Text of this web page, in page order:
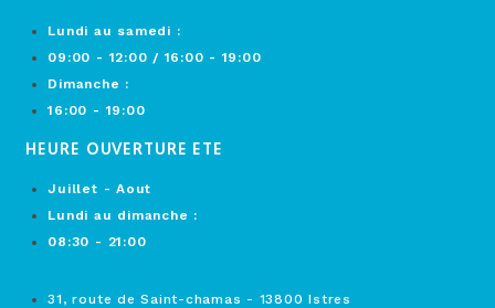
Lundi au samedi :
09:00 - 12:00 / 16:00 - 19:00
Dimanche :
16:00 - 19:00
HEURE OUVERTURE ETE
Juillet - Aout
Lundi au dimanche :
08:30 - 21:00
31, route de Saint-chamas - 13800 Istres